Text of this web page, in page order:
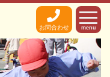
お問合わせ menu